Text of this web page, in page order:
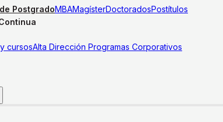
PostgradoMBAMagísterDoctoradosPostítulos
cursosAlta Dirección Programas Corporativos